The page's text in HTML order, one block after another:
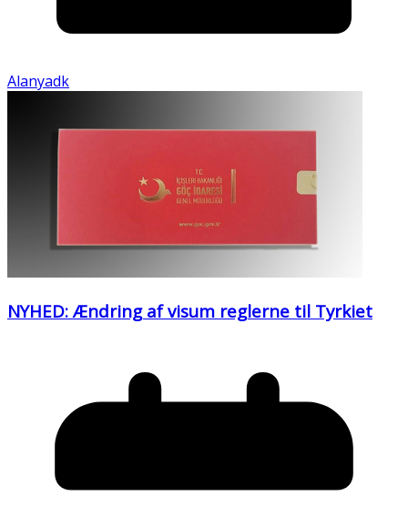
Alanyadk
NYHED: Ændring af visum reglerne til Tyrkiet